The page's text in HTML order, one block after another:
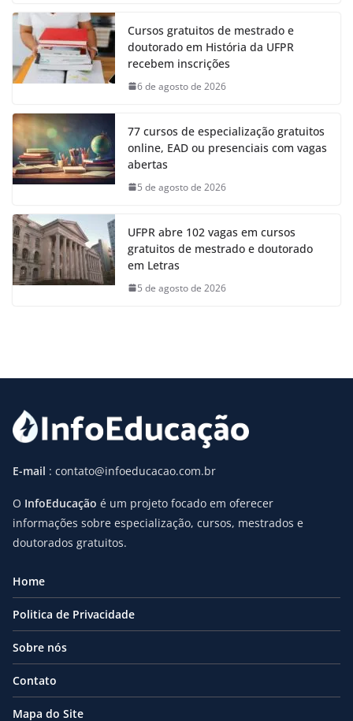
Cursos gratuitos de mestrado e
doutorado em História da UFPR
recebem inscrições
6 de agosto de 2026
77 cursos de especialização gratuitos
online, EAD ou presenciais com vagas
abertas
5 de agosto de 2026
UFPR abre 102 vagas em cursos
gratuitos de mestrado e doutorado
em Letras
5 de agosto de 2026
E-mail : contato@infoeducacao.com.br
O InfoEducação é um projeto focado em oferecer
informações sobre especialização, cursos, mestrados e
doutorados gratuitos.
Home
Politica de Privacidade
Sobre nós
Contato
Mapa do Site